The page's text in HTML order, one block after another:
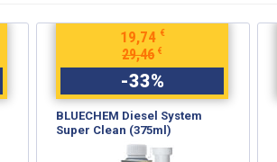
29,46 €
19,74 €
-33%
BLUECHEM Diesel System
Super Clean (375ml)